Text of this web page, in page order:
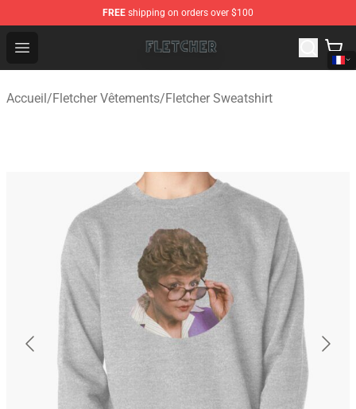
FREE shipping on orders over $100
Open menu
Fletcher Store - Official Fletcher Merchandise Shop
Accueil/Fletcher Vêtements/Fletcher Sweatshirt